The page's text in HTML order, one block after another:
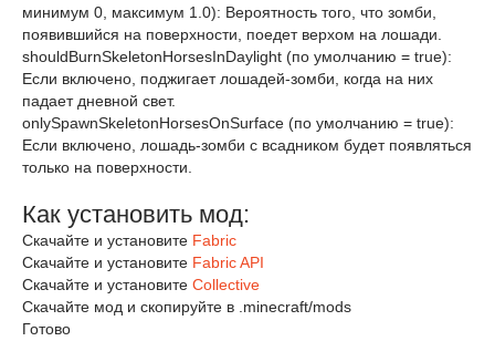
минимум 0, максимум 1.0): Вероятность того, что зомби,
появившийся на поверхности, поедет верхом на лошади.
shouldBurnSkeletonHorsesInDaylight (по умолчанию = true):
Если включено, поджигает лошадей-зомби, когда на них
падает дневной свет.
onlySpawnSkeletonHorsesOnSurface (по умолчанию = true):
Если включено, лошадь-зомби с всадником будет появляться
только на поверхности.
Как установить мод:
Скачайте и установите Fabric
Скачайте и установите Fabric API
Скачайте и установите Collective
Скачайте мод и скопируйте в .minecraft/mods
Готово